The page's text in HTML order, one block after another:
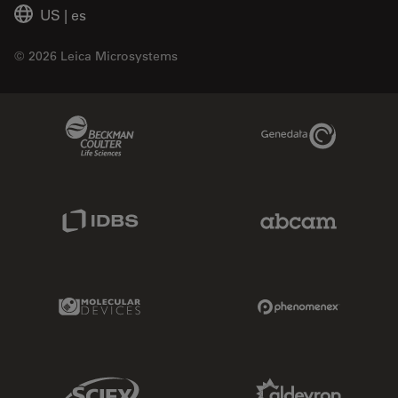
US | es
© 2026 Leica Microsystems
Genedata Link
Molecular Devices Link
Sciex Link